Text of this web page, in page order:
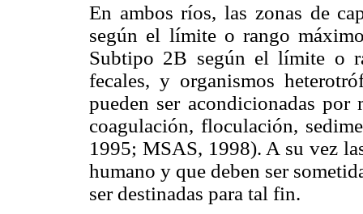
En ambos ríos, las zonas de
según el límite o rango
Subtipo 2B según el límite o
fecales, y organismos
pueden ser acondicionadas por
coagulación, floculación,
1995; MSAS, 1998). A su vez
humano y que deben ser
ser destinadas para tal fin.